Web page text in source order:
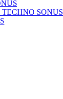
SONUS